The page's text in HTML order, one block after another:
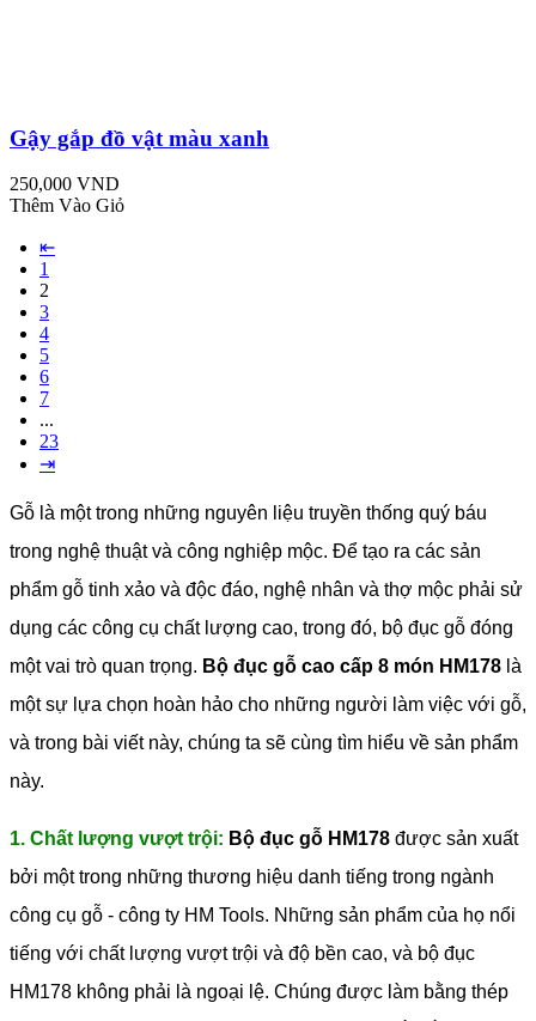
Gậy gắp đồ vật màu xanh
250,000 VND
Thêm Vào Giỏ
⇤
1
2
3
4
5
6
7
...
23
⇥
Gỗ là một trong những nguyên liệu truyền thống quý báu
trong nghệ thuật và công nghiệp mộc. Để tạo ra các sản
phẩm gỗ tinh xảo và độc đáo, nghệ nhân và thợ mộc phải sử
dụng các công cụ chất lượng cao, trong đó, bộ đục gỗ đóng
một vai trò quan trọng. Bộ đục gỗ cao cấp 8 món HM178 là
một sự lựa chọn hoàn hảo cho những người làm việc với gỗ,
và trong bài viết này, chúng ta sẽ cùng tìm hiểu về sản phẩm
này.
1. Chất lượng vượt trội: Bộ đục gỗ HM178 được sản xuất
bởi một trong những thương hiệu danh tiếng trong ngành
công cụ gỗ - công ty HM Tools. Những sản phẩm của họ nổi
tiếng với chất lượng vượt trội và độ bền cao, và bộ đục
HM178 không phải là ngoại lệ. Chúng được làm bằng thép